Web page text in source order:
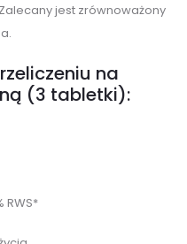
jest zrównoważony
na
(3 tabletki):
RWS*